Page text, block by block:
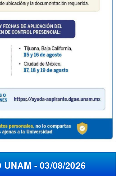
UNAM - 03/08/2026